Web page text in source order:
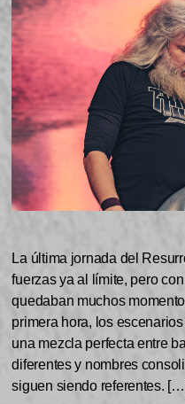
La última jornada del
fuerzas ya al límite, pero
quedaban muchos
primera hora, los
una mezcla perfecta entre
diferentes y nombres
siguen siendo referentes.